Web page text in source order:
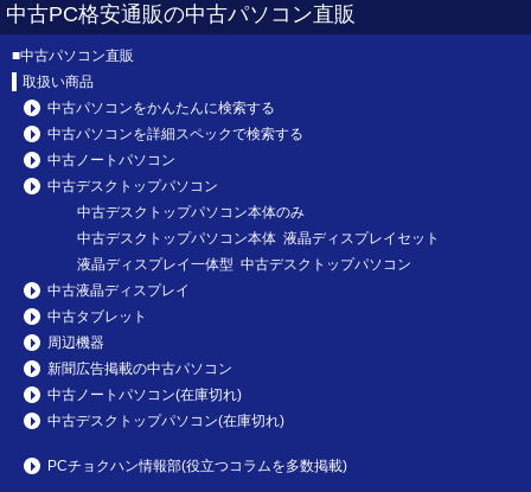
中古PC格安通販の中古パソコン直販
■中古パソコン直販
取扱い商品
中古パソコンをかんたんに検索する
中古パソコンを詳細スペックで検索する
中古ノートパソコン
中古デスクトップパソコン
中古デスクトップパソコン本体のみ
中古デスクトップパソコン本体 液晶ディスプレイセット
液晶ディスプレイ一体型 中古デスクトップパソコン
中古液晶ディスプレイ
中古タブレット
周辺機器
新聞広告掲載の中古パソコン
中古ノートパソコン(在庫切れ)
中古デスクトップパソコン(在庫切れ)
PCチョクハン情報部(役立つコラムを多数掲載)